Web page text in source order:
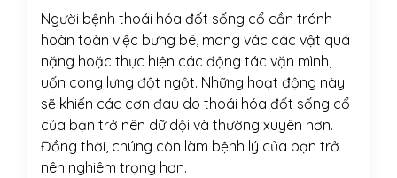
Người bệnh thoái hóa đốt sống cổ cần tránh
hoàn toàn việc bưng bê, mang vác các vật quá
nặng hoặc thực hiện các động tác vặn mình,
uốn cong lưng đột ngột. Những hoạt động này
sẽ khiến các cơn đau do thoái hóa đốt sống cổ
của bạn trở nên dữ dội và thường xuyên hơn.
Đồng thời, chúng còn làm bệnh lý của bạn trở
nên nghiêm trọng hơn.